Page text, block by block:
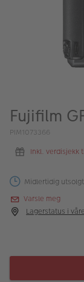
Kampanjer
Merker
Lagersalg
Fujifilm
PIM1073366
Inkl. verdisjekk
Midlertidig utsolgt
Varsle meg
Lagerstatus i